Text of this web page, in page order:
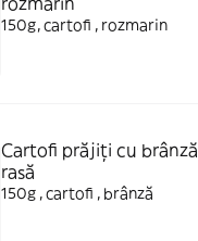
150g, cartofi , rozmarin
Cartofi prăjiți cu brânză
rasă
150g , cartofi , brânză